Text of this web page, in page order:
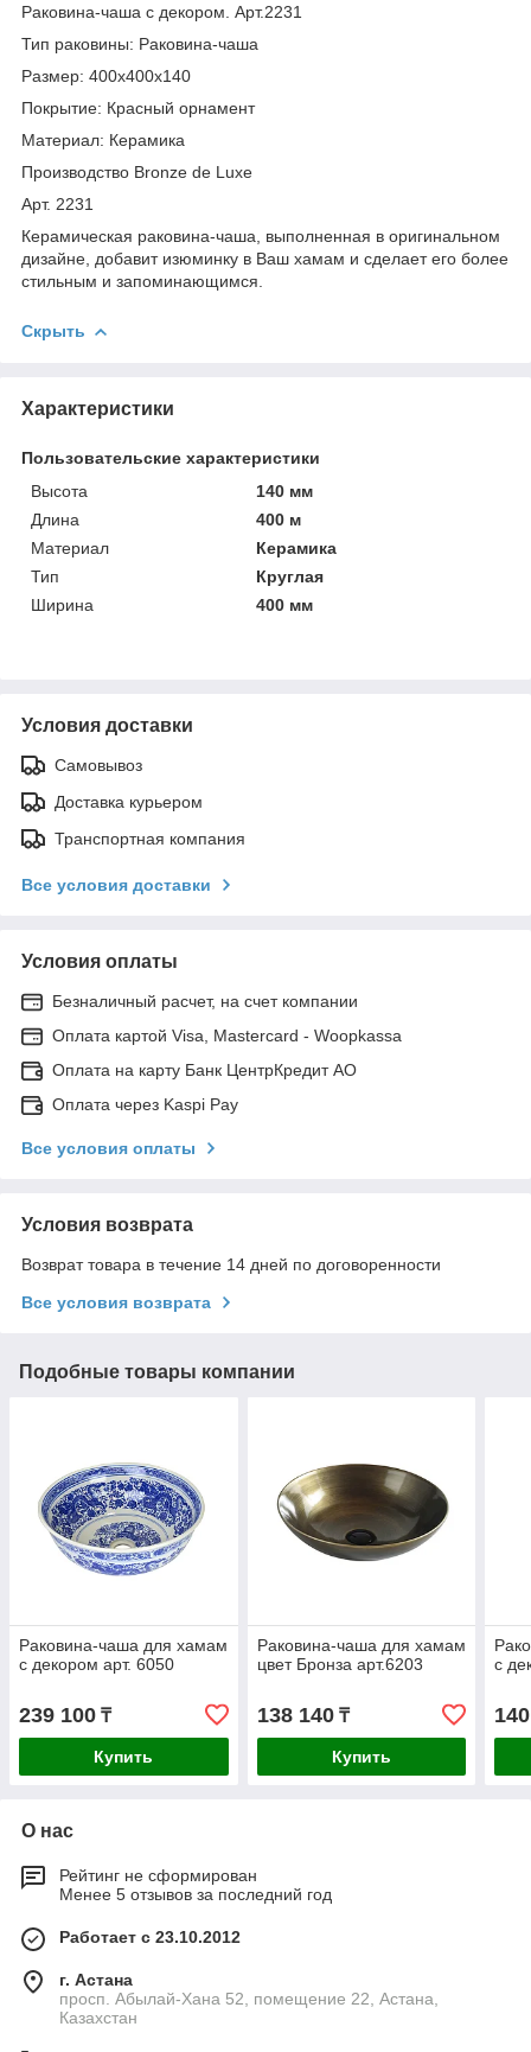
Раковина-чаша с декором. Арт.2231
Тип раковины: Раковина-чаша
Размер: 400х400х140
Покрытие: Красный орнамент
Материал: Керамика
Производство Bronze de Luxe
Арт. 2231
Керамическая раковина-чаша, выполненная в оригинальном
дизайне, добавит изюминку в Ваш хамам и сделает его более
стильным и запоминающимся.
Скрыть
Характеристики
Пользовательские характеристики
Высота
140 мм
Длина
400 м
Материал
Керамика
Тип
Круглая
Ширина
400 мм
Условия доставки
Самовывоз
Доставка курьером
Транспортная компания
Все условия доставки
Условия оплаты
Безналичный расчет, на счет компании
Оплата картой Visa, Mastercard - Woopkassa
Оплата на карту Банк ЦентрКредит АО
Оплата через Kaspi Pay
Все условия оплаты
Условия возврата
Возврат товара в течение 14 дней по договоренности
Все условия возврата
Подобные товары компании
Раковина-чаша для хамам
с декором арт. 6050
239 100 ₸
Купить
Раковина-чаша для хамам
цвет Бронза арт.6203
138 140₸
Купить
с
О нас
Рейтинг не сформирован
Менее 5 отзывов за последний год
Работает с 23.10.2012
г. Астана
просп. Абылай-Хана 52, помещение 22, Астана,
Казахстан